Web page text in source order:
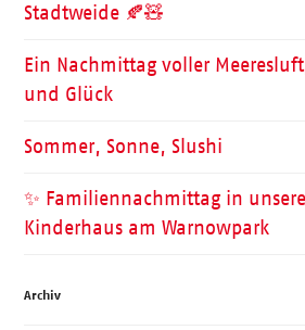
Stadtweide 🍂🧸
Ein Nachmittag voller
und Glück
Sommer, Sonne, Slushi
✨ Familiennachmittag in
Kinderhaus am Warnowpark
Archiv